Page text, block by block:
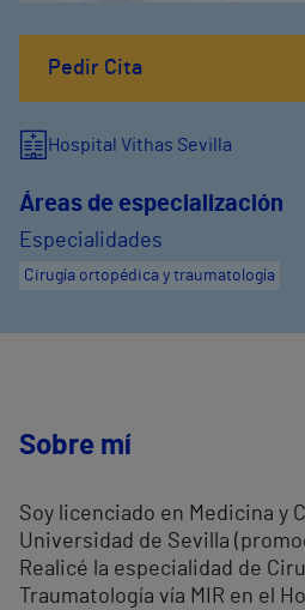
Pedir Cita
Hospital Vithas Sevilla
Áreas de especialización
Especialidades
Cirugía ortopédica y traumatología
Sobre mí
Soy licenciado en Medicina y
Universidad de Sevilla
Realicé la especialidad de
Traumatología vía MIR en el